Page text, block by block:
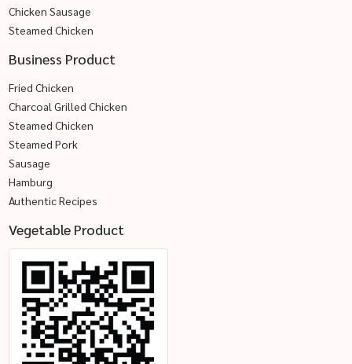
Chicken Sausage
Steamed Chicken
Business Product
Fried Chicken
Charcoal Grilled Chicken
Steamed Chicken
Steamed Pork
Sausage
Hamburg
Authentic Recipes
Vegetable Product